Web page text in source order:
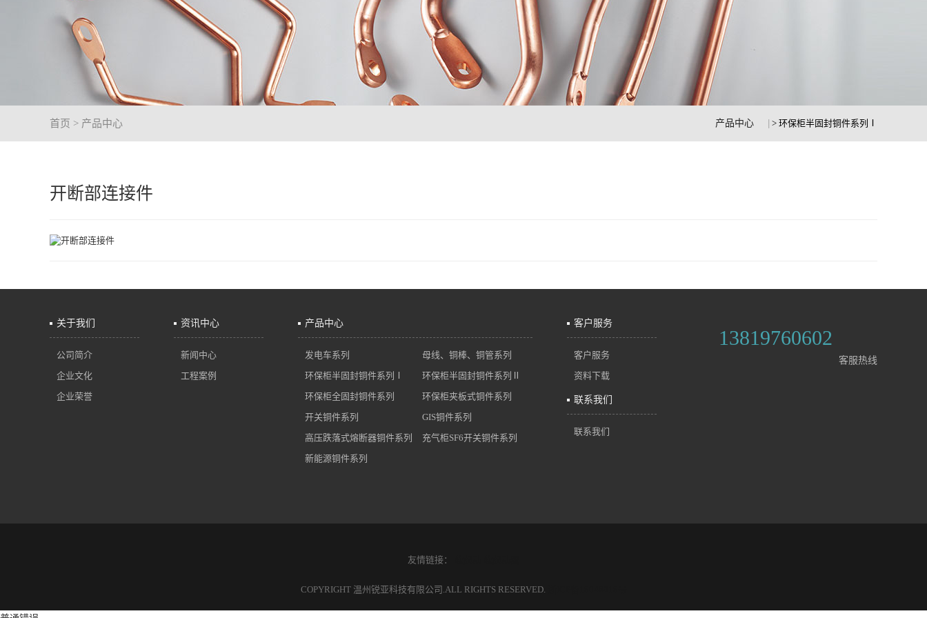
首页 > 产品中心 产品中心 > 环保柜半固封铜件系列Ⅰ
开断部连接件
关于我们
公司简介
企业文化
企业荣誉
资讯中心
新闻中心
工程案例
产品中心
发电车系列
母线、铜棒、铜管系列
环保柜半固封铜件系列Ⅰ
环保柜半固封铜件系列Ⅱ
环保柜全固封铜件系列
环保柜夹板式铜件系列
开关铜件系列
GIS铜件系列
高压跌落式熔断器铜件系列
充气柜SF6开关铜件系列
新能源铜件系列
客户服务
客户服务
资料下载
联系我们
联系我们
13819760602
客服热线
友情链接：
COPYRIGHT 温州锐亚科技有限公司.ALL RIGHTS RESERVED.